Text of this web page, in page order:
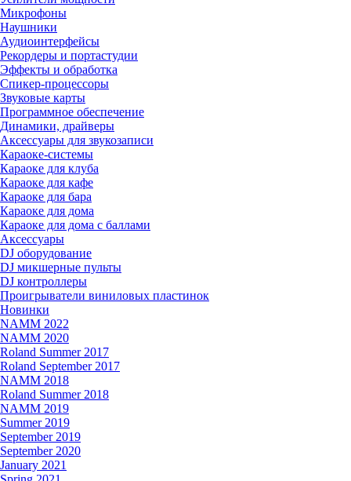
Микрофоны
Наушники
Аудиоинтерфейсы
Рекордеры и портастудии
Эффекты и обработка
Спикер-процессоры
Звуковые карты
Программное обеспечение
Динамики, драйверы
Аксессуары для звукозаписи
Караоке-системы
Караоке для клуба
Караоке для кафе
Караоке для бара
Караоке для дома
Караоке для дома с баллами
Аксессуары
DJ оборудование
DJ микшерные пульты
DJ контроллеры
Проигрыватели виниловых пластинок
Новинки
NAMM 2022
NAMM 2020
Roland Summer 2017
Roland September 2017
NAMM 2018
Roland Summer 2018
NAMM 2019
Summer 2019
September 2019
September 2020
January 2021